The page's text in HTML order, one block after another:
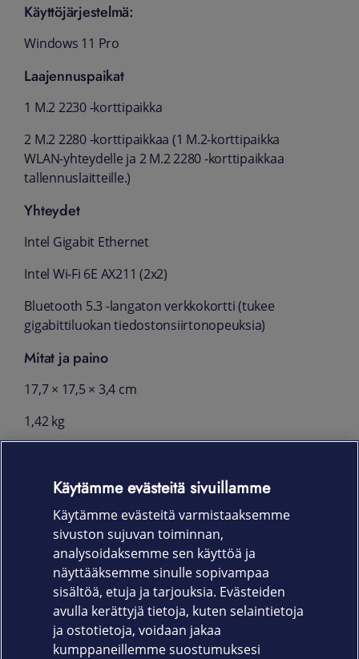
Käyttöjärjestelmä:
Windows 11 Pro
Laajennuspaikat
1 M.2 2230 -korttipaikka
2 M.2 2280 -korttipaikkaa (1 M.2-korttipaikka
WLAN-yhteydelle ja 2 M.2 2280 -korttipaikkaa
tallennuslaitteille.)
Yhteydet
Intel Gigabit Ethernet
Intel Wi-Fi 6E AX211 (2x2)
Bluetooth 5.3 -langaton verkkokortti (tukee
gigabittiluokan tiedostonsiirtonopeuksia)
Mitat ja paino
17,7 × 17,5 × 3,4 cm
1,42 kg
Realtek ALC3252 -koodekki
Yleisääniliitäntä CTIA- ja OMTP-kuuloketuella
Takuu:
36 kk (On-site -takuu)
Käytämme evästeitä sivuillamme
Käytämme evästeitä varmistaaksemme
sivuston sujuvan toiminnan,
analysoidaksemme sen käyttöä ja
näyttääksemme sinulle sopivampaa
sisältöä, etuja ja tarjouksia. Evästeiden
avulla kerättyjä tietoja, kuten selaintietoja
ja ostotietoja, voidaan jakaa
kumppaneillemme suostumuksesi